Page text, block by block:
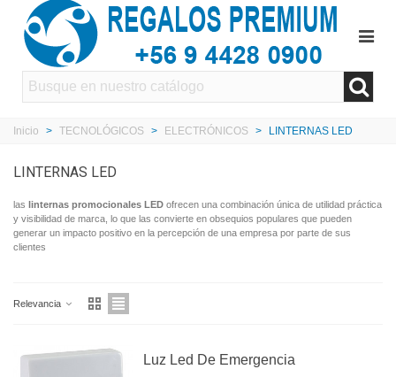
Inicio > TECNOLÓGICOS > ELECTRÓNICOS > LINTERNAS LED
LINTERNAS LED
las linternas promocionales LED ofrecen una combinación única de utilidad práctica
y visibilidad de marca, lo que las convierte en obsequios populares que pueden
generar un impacto positivo en la percepción de una empresa por parte de sus
clientes
Relevancia
Luz Led De Emergencia